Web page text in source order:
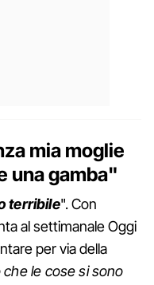
mia moglie
una gamba"
terribile". Con
al settimanale Oggi
per via della
che le cose si sono